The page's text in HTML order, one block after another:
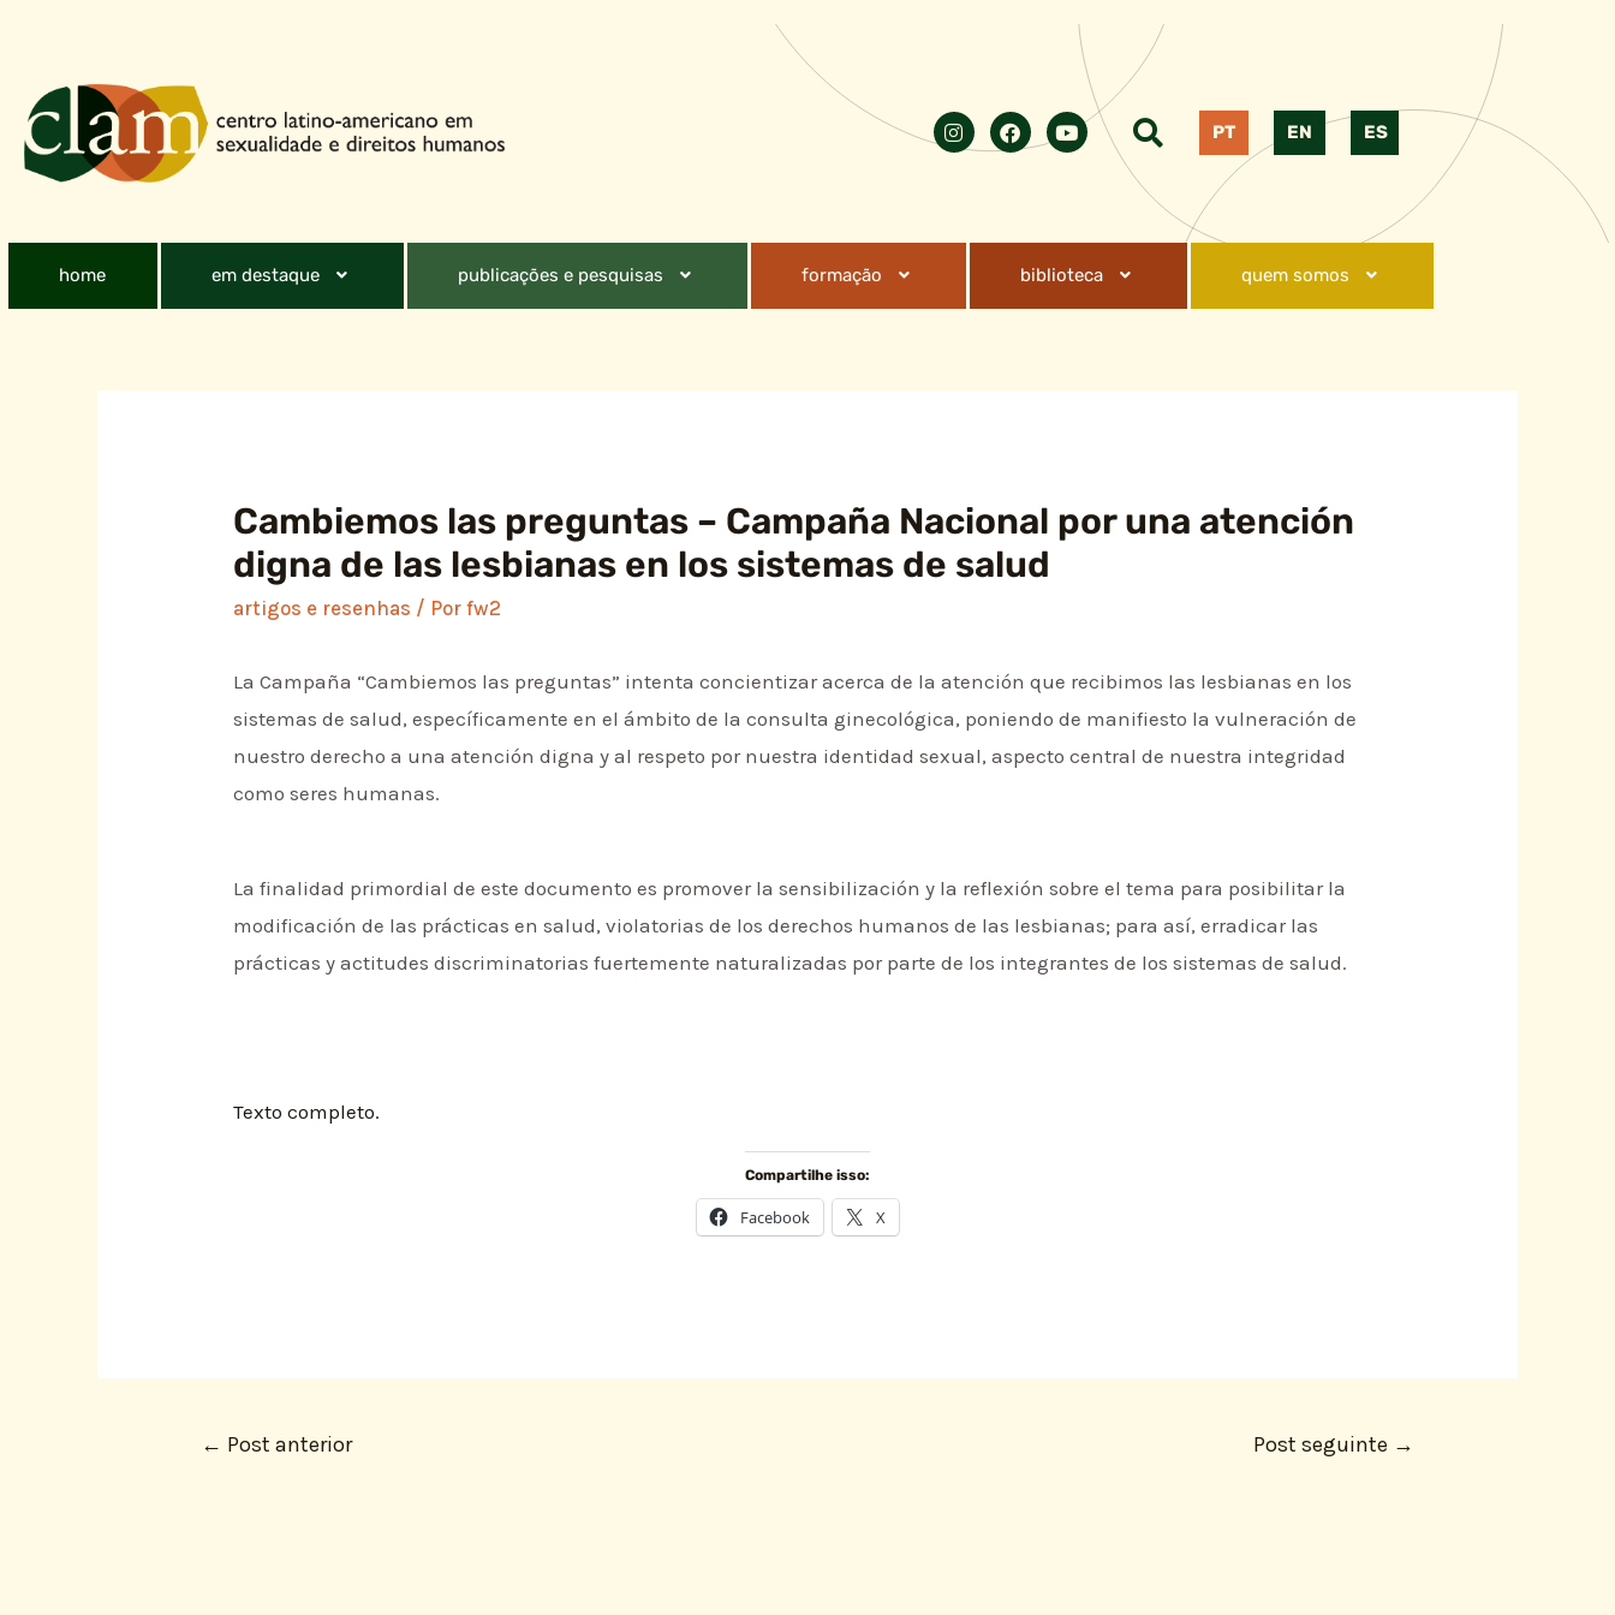
PT EN ES
home em destaque publicações e pesquisas formação biblioteca quem somos
Cambiemos las preguntas – Campaña Nacional por una atención
digna de las lesbianas en los sistemas de salud
artigos e resenhas / Porfw2
La Campaña “Cambiemos las preguntas” intenta concientizar acerca de la atención que recibimos las lesbianas en los
sistemas de salud, específicamente en el ámbito de la consulta ginecológica, poniendo de manifiesto la vulneración de
nuestro derecho a una atención digna y al respeto por nuestra identidad sexual, aspecto central de nuestra integridad
como seres humanas.
La finalidad primordial de este documento es promover la sensibilización y la reflexión sobre el tema para posibilitar la
modificación de las prácticas en salud, violatorias de los derechos humanos de las lesbianas; para así, erradicar las
prácticas y actitudes discriminatorias fuertemente naturalizadas por parte de los integrantes de los sistemas de salud.
Texto completo.
Compartilhe isso:
Facebook X
← Post anterior Post seguinte →